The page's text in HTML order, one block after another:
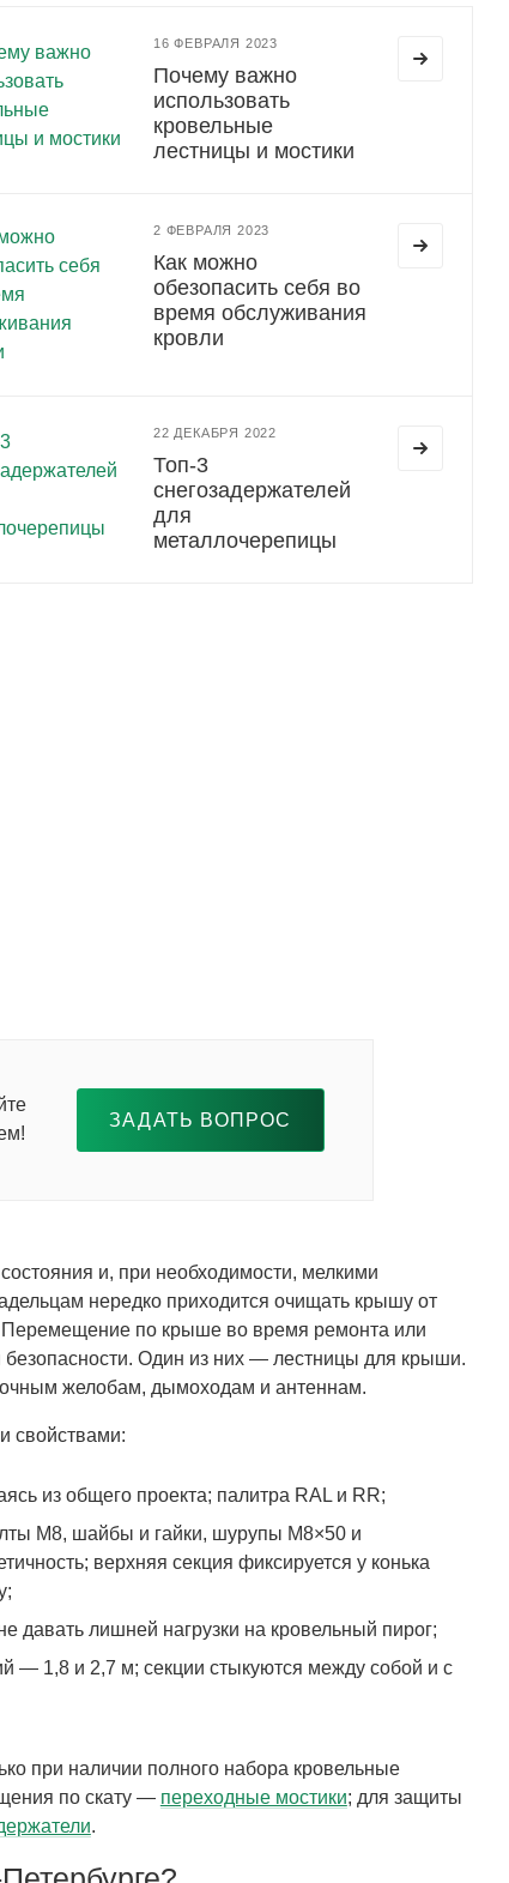
16 ФЕВРАЛЯ 2023
Почему важно
использовать
кровельные
лестницы и мостики
2 ФЕВРАЛЯ 2023
Как можно
обезопасить себя во
время обслуживания
кровли
22 ДЕКАБРЯ 2022
Топ-3
снегозадержателей
для
металлочерепицы
ЗАДАТЬ ВОПРОС
и, при необходимости, мелкими
нередко приходится очищать крышу от
Перемещение по крыше во время ремонта или
Один из них — лестницы для крыши.
желобам, дымоходам и антеннам.
свойствами:
из общего проекта; палитра RAL и RR;
M8, шайбы и гайки, шурупы M8×50 и
верхняя секция фиксируется у конька
давать лишней нагрузки на кровельный пирог;
1,8 и 2,7 м; секции стыкуются между собой и с
при наличии полного набора кровельные
по скату — переходные мостики; для защиты
.